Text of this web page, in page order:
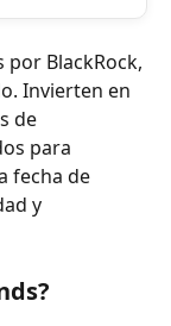
por BlackRock,
Invierten en
de
para
fecha de
y